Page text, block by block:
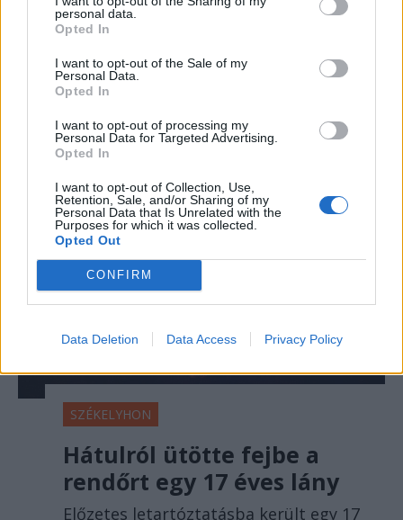
personal data.
Opted In
I want to opt-out of the Sale of my
Personal Data.
Opted In
I want to opt-out of processing my
Personal Data for Targeted Advertising.
Opted In
I want to opt-out of Collection, Use,
Retention, Sale, and/or Sharing of my
Personal Data that Is Unrelated with the
Purposes for which it was collected.
Opted Out
CONFIRM
Data Deletion Data Access Privacy Policy
esőzések voltak, az ország mégsem
mentesül a Duna alacsony vízállása
miatti problémáktól, hiszen már a
cernavodai atomerőmű működése is
SZÉKELYHON
Hátulról ütötte fejbe a
rendőrt egy 17 éves lány
Előzetes letartóztatásba került egy 17